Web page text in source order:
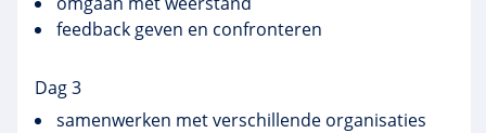
feedback geven en confronteren
Dag 3
samenwerken met verschillende organisaties